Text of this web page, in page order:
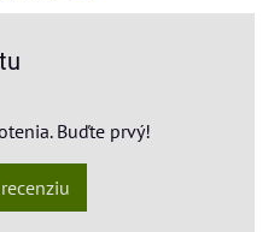
Buďte prvý!